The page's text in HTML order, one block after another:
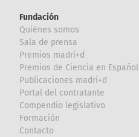
Fundación
Quiénes somos
Sala de prensa
Premios madri+d
Premios de Ciencia en Español
Publicaciones madri+d
Portal del contratante
Compendio legislativo
Formación
Contacto